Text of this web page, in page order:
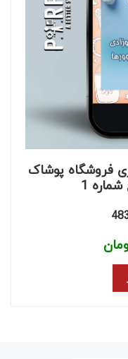
فروشگاه پوشاک
1